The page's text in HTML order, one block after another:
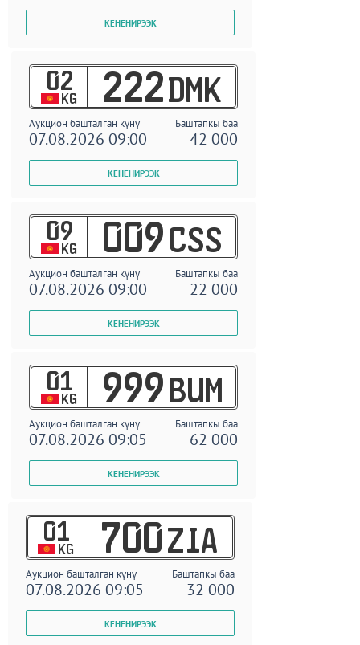
02
KG 222 DMK
Аукцион башталган күнү Баштапкы баа
07.08.2026 09:00 42 000
09
KG 009 CSS
Аукцион башталган күнү Баштапкы баа
07.08.2026 09:00 22 000
01
KG 999 BUM
Аукцион башталган күнү Баштапкы баа
07.08.2026 09:05 62 000
01
KG 700 ZIA
Аукцион башталган күнү Баштапкы баа
07.08.2026 09:05 32 000